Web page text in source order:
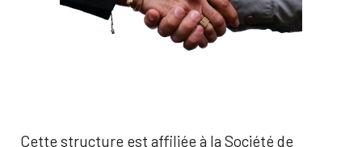
Cette structure est affiliée à la Société de